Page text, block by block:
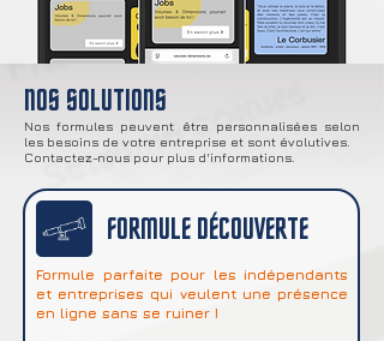
NOS SOLUTIONS
Nos formules peuvent être personnalisées selon
les besoins de votre entreprise et sont évolutives.
Contactez-nous pour plus d'informations.
FORMULE DÉCOUVERTE
Formule parfaite pour les indépendants
et entreprises qui veulent une présence
en ligne sans se ruiner !